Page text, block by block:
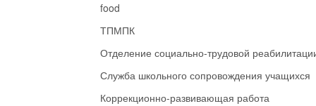
food
ТПМПК
Отделение социально-трудовой
Служба школьного сопровождения учащихся
Коррекционно-развивающая работа